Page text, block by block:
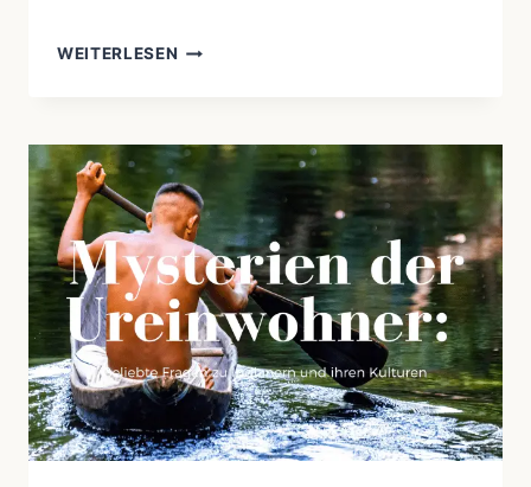
WEITERLESEN
GRAFFITI:
DIE
EVOLUTION
INDIGENER
VISUELLER
AUSDRUCKSFORMEN